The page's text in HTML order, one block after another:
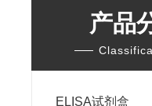
产品
ELISA试剂盒